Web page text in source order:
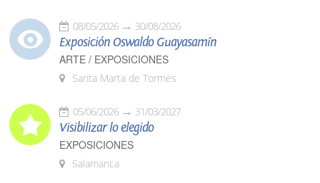
08/05/2026 30/08/2026
Exposición Oswaldo Guayasamín
ARTE / EXPOSICIONES
Santa Marta de Tormes
05/06/2026 31/03/2027
Visibilizar lo elegido
EXPOSICIONES
Salamanca